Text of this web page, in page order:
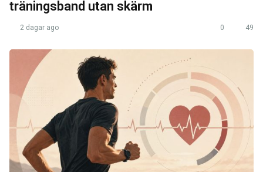
träningsband utan skärm
2 dagar ago 0 49